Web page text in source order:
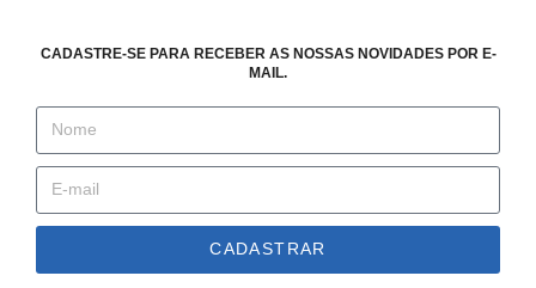
CADASTRE-SE PARA RECEBER AS NOSSAS NOVIDADES POR E-
MAIL.
CADASTRAR